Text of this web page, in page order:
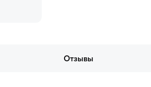
Отзывы